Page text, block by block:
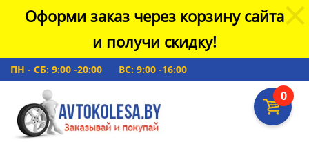
Оформи заказ через корзину сайта
и получи скидку!
ПН - СБ: 9:00 -20:00 ВС: 9:00 -16:00
0